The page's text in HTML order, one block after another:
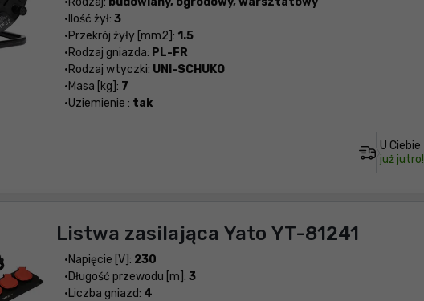
Ilość żył: 3
Przekrój żyły [mm2]: 1.5
Rodzaj gniazda: PL-FR
Rodzaj wtyczki: UNI-SCHUKO
Masa [kg]: 7
Uziemienie : tak
U Ciebie
już jutro!
Listwa zasilająca Yato YT-81241
Napięcie [V]: 230
Długość przewodu [m]: 3
Liczba gniazd: 4